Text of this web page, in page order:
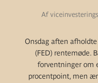
Af
Onsdag aften
(FED) rentemøde.
forventninger om
procentpoint, men